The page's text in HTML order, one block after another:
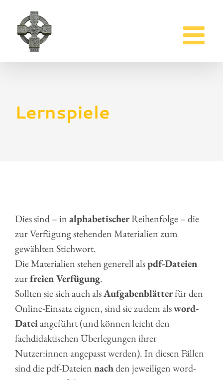
Inhalt
springen
Lernspiele
Dies sind – inalphabetischerReihenfolge – die
zur Verfügung stehenden Materialien zum
gewählten Stichwort.
Die Materialien stehen generell alspdf-Dateien
zurfreien Verfügung.
Sollten sie sich auch alsAufgabenblätterfür den
Online-Einsatz eignen, sind sie zudem alsword-
Dateiangeführt (und können leicht den
fachdidaktischen Überlegungen ihrer
Nutzer:innen angepasst werden). In diesen Fällen
sind die pdf-Dateiennachden jeweiligen word-